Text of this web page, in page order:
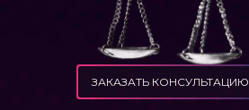
ЗАКАЗАТЬ КОНСУЛЬТАЦИЮ